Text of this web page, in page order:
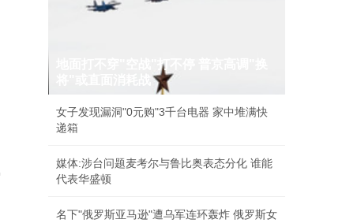
地面打不穿"空战"打不停 普京高调"换
女子发现漏洞"0元购"3千台电器 家中堆满快
递箱
媒体:涉台问题麦考尔与鲁比奥表态分化 谁能
代表华盛顿
名下"俄罗斯亚马逊"遭乌军连环轰炸 俄罗斯女